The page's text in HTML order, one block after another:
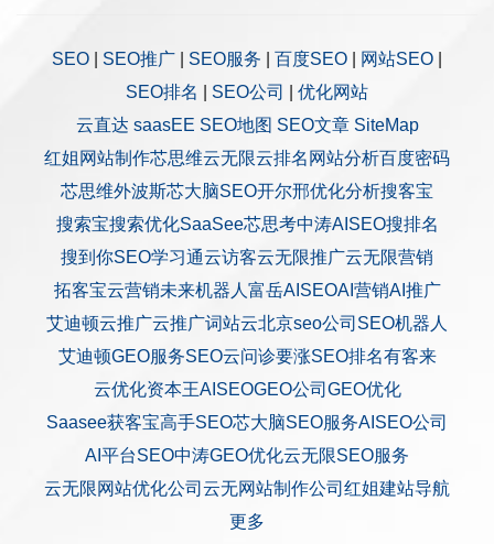
SEO SEO推广 SEO服务 百度SEO 网站SEO
SEO排名
SEO公司
优化网站
云直达 saasEE SEO地图 SEO文章 SiteMap
红姐网站制作芯思维云无限云排名 网站分析百度密码
芯思维外波斯芯大脑SEO开尔邢优化分析搜客宝
搜索宝搜索优化SaaSee芯思考中涛AISEO搜排名
搜到你SEO学习通云访客云无限推广云无限营销
拓客宝云营销未来机器人 富岳AISEOAI营销AI推广
艾迪顿云推广云推广词站云北京seo公司 SEO机器人
艾迪顿GEO服务SEO云问诊要涨SEO排名有客来
云优化资本王AISEOGEO公司 GEO优化
Saasee获客宝高手SEO芯大脑SEO服务AISEO公司
AI平台SEO中涛GEO优化云无限SEO服务
云无限网站优化公司 云无网站制作公司 红姐建站导航
更多